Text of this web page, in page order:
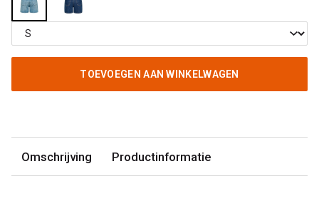
TOEVOEGEN AAN WINKELWAGEN
Omschrijving Productinformatie